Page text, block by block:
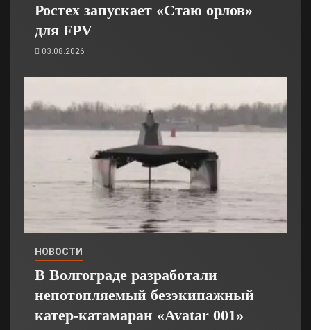
Ростех запускает «Стаю орлов»
для FPV
03.08.2026
НОВОСТИ
В Волгограде разработали
непотопляемый безэкипажный
катер-катамаран «Avatar 001»